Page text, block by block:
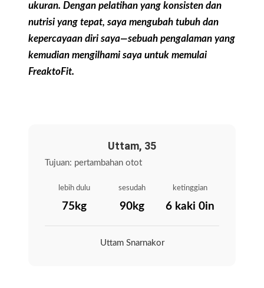
ukuran. Dengan pelatihan yang konsisten dan
nutrisi yang tepat, saya mengubah tubuh dan
kepercayaan diri saya—sebuah pengalaman yang
kemudian mengilhami saya untuk memulai
FreaktoFit.
Uttam, 35
Tujuan: pertambahan otot
lebih dulu
75kg
sesudah
90kg
ketinggian
6 kaki 0in
Uttam Snarnakor